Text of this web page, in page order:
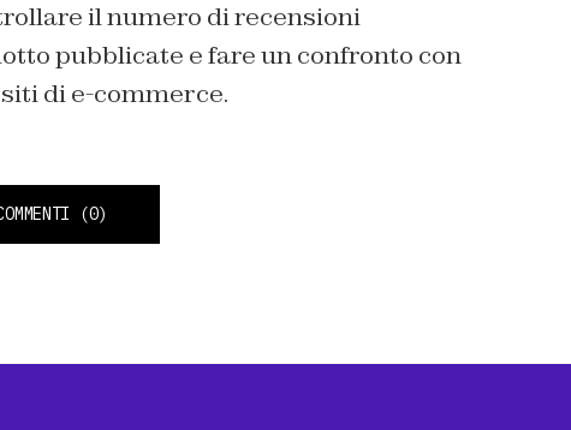
il numero di recensioni
pubblicate e fare un confronto con
di e-commerce.
(0)